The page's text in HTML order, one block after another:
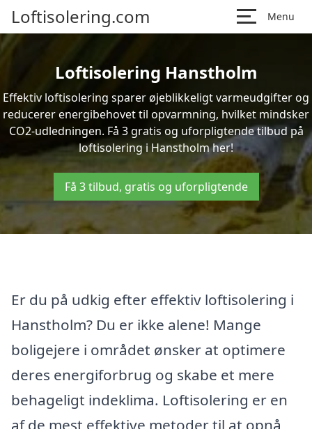
Loftisolering.com Menu
Loftisolering Hanstholm
Effektiv loftisolering sparer øjeblikkeligt varmeudgifter og
reducerer energibehovet til opvarmning, hvilket mindsker
CO2-udledningen. Få 3 gratis og uforpligtende tilbud på
loftisolering i Hanstholm her!
Få 3 tilbud, gratis og uforpligtende
Er du på udkig efter effektiv loftisolering i
Hanstholm? Du er ikke alene! Mange
boligejere i området ønsker at optimere
deres energiforbrug og skabe et mere
behageligt indeklima. Loftisolering er en
af de mest effektive metoder til at opnå